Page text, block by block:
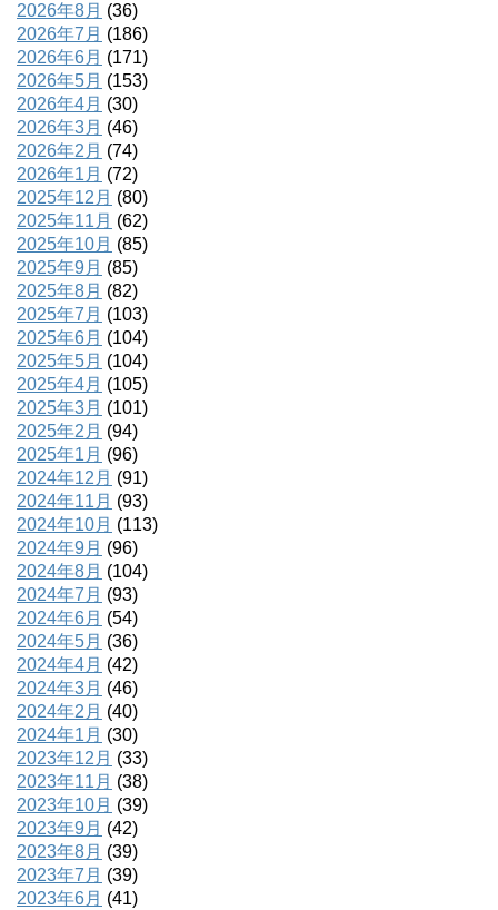
2026年8月 (36)
2026年7月 (186)
2026年6月 (171)
2026年5月 (153)
2026年4月 (30)
2026年3月 (46)
2026年2月 (74)
2026年1月 (72)
2025年12月 (80)
2025年11月 (62)
2025年10月 (85)
2025年9月 (85)
2025年8月 (82)
2025年7月 (103)
2025年6月 (104)
2025年5月 (104)
2025年4月 (105)
2025年3月 (101)
2025年2月 (94)
2025年1月 (96)
2024年12月 (91)
2024年11月 (93)
2024年10月 (113)
2024年9月 (96)
2024年8月 (104)
2024年7月 (93)
2024年6月 (54)
2024年5月 (36)
2024年4月 (42)
2024年3月 (46)
2024年2月 (40)
2024年1月 (30)
2023年12月 (33)
2023年11月 (38)
2023年10月 (39)
2023年9月 (42)
2023年8月 (39)
2023年7月 (39)
2023年6月 (41)